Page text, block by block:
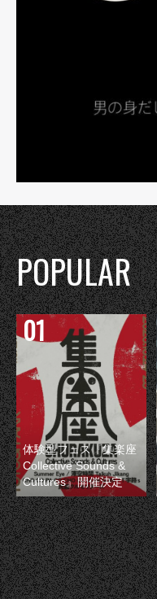
POPULAR
体験型フェス『集楽座
Collective Sounds &
Cultures』開催決定